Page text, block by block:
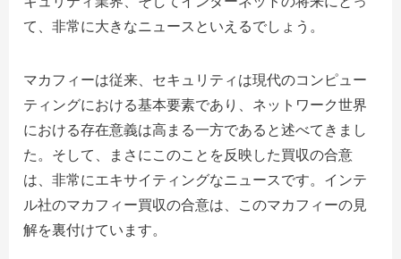
て、非常に大きなニュースといえるでしょう。
マカフィーは従来、セキュリティは現代のコンピュー
ティングにおける基本要素であり、ネットワーク世界
における存在意義は高まる一方であると述べてきまし
た。そして、まさにこのことを反映した買収の合意
は、非常にエキサイティングなニュースです。インテ
ル社のマカフィー買収の合意は、このマカフィーの見
解を裏付けています。